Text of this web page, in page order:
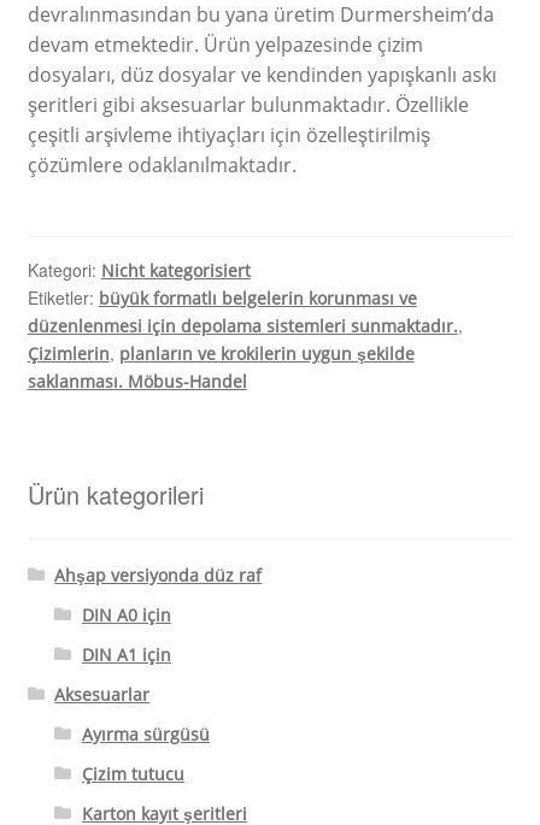
devralınmasından bu yana üretim Durmersheim’da
devam etmektedir. Ürün yelpazesinde çizim
dosyaları, düz dosyalar ve kendinden yapışkanlı askı
şeritleri gibi aksesuarlar bulunmaktadır. Özellikle
çeşitli arşivleme ihtiyaçları için özelleştirilmiş
çözümlere odaklanılmaktadır.
Kategori: Nicht kategorisiert
Etiketler: büyük formatlı belgelerin korunması ve
düzenlenmesi için depolama sistemleri sunmaktadır.,
Çizimlerin, planların ve krokilerin uygun şekilde
saklanması. Möbus-Handel
Ürün kategorileri
Ahşap versiyonda düz raf
DIN A0 için
DIN A1 için
Aksesuarlar
Ayırma sürgüsü
Çizim tutucu
Karton kayıt şeritleri